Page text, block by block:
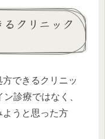
クリニック
できるクリニッ
診療ではなく、
うと思った方